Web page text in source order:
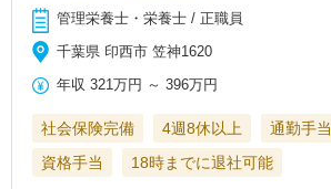
管理栄養士・栄養士 / 正職員
千葉県 印西市 笠神1620
年収 321万円 ～396万円
社会保険完備 4週8休以上 通勤手当
資格手当
18時までに退社可能